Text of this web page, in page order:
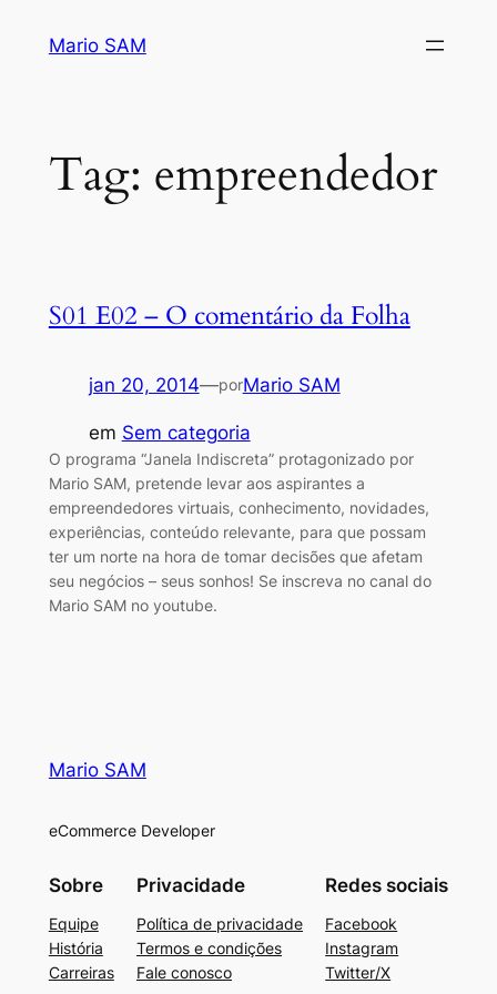
Mario SAM
Tag: empreendedor
S01 E02 – O comentário da Folha
jan 20, 2014—porMario SAM
em Sem categoria
O programa “Janela Indiscreta” protagonizado por
Mario SAM, pretende levar aos aspirantes a
empreendedores virtuais, conhecimento, novidades,
experiências, conteúdo relevante, para que possam
ter um norte na hora de tomar decisões que afetam
seu negócios – seus sonhos! Se inscreva no canal do
Mario SAM no youtube.
Mario SAM
eCommerce Developer
Sobre
Equipe
História
Carreiras
Privacidade
Política de privacidade
Termos e condições
Fale conosco
Redes sociais
Facebook
Instagram
Twitter/X